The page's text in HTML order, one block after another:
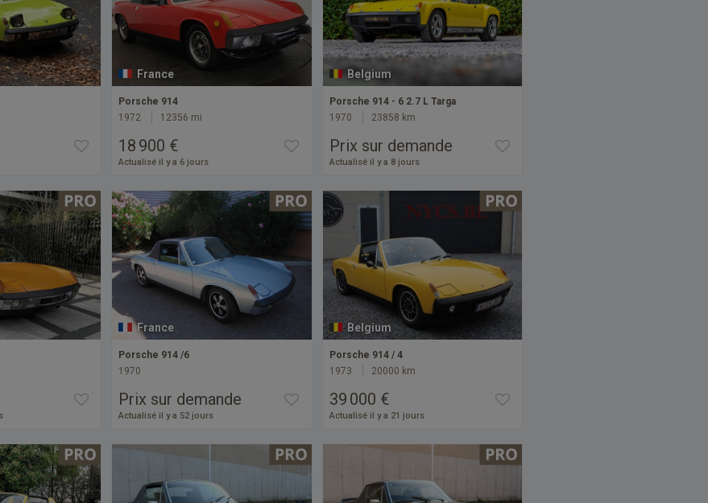
France
Porsche 914
1972
12356 mi
18 900 €
Actualisé il y a 6 jours
Belgium
Porsche 914 - 6 2.7 L Targa
1970
23858 km
Prix sur demande
Actualisé il y a 8 jours
France
Porsche 914 /6
1970
Prix sur demande
Actualisé il y a 52 jours
Belgium
Porsche 914 / 4
1973
20000 km
39 000 €
Actualisé il y a 21 jours